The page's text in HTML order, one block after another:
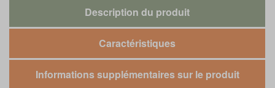
Description du produit
Caractéristiques
Informations supplémentaires sur le produit